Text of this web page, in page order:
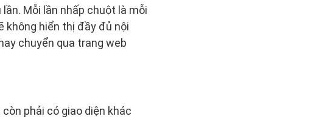
Mỗi lần nhấp chuột là mỗi
không hiển thị đầy đủ nội
chuyển qua trang web
phải có giao diện khác